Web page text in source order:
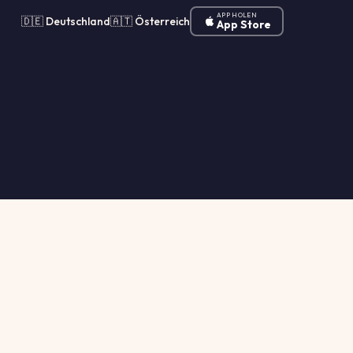
🇩🇪 Deutschland🇦🇹 Österreich APP HOLEN
App Store